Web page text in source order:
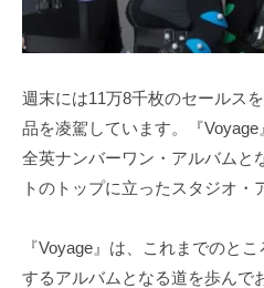
週末には11万8千枚のセールス
品を凌駕しています。『
全英ナンバーワン・アルバムと
トのトップに立ったスタジオ・
『Voyage』は、これまでのと
するアルバムとなる道を歩んで